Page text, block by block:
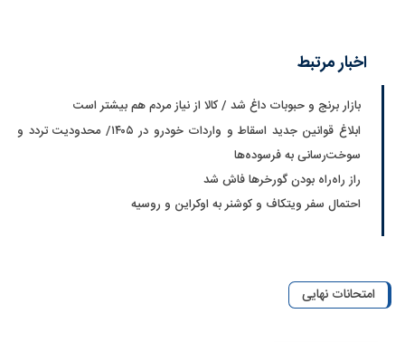
اخبار مرتبط
بازار برنج و حبوبات داغ شد / کالا از نیاز مردم هم بیشتر است
ابلاغ قوانین جدید اسقاط و واردات خودرو در ۱۴۰۵/ محدودیت تردد و
سوخت‌رسانی به فرسوده‌ها
راز راه‌راه بودن گورخرها فاش شد
احتمال سفر ویتکاف و کوشنر به اوکراین و روسیه
امتحانات نهایی